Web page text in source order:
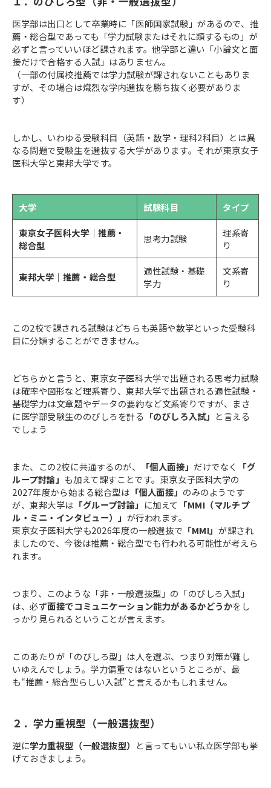
医学部は出口として卒業時に「医師国家試験」があるので、推
薦・総合型であっても「学力試験またはそれに類するもの」が
必ずと言っていいほど課されます。他学部と違い「小論文と面
接だけで合格する入試」はありません。
（一部の付属校推薦では学力試験が課されないこともありま
すが、その場合は熾烈な学内選抜を勝ち抜く必要がありま
す）
しかし、いわゆる受験科目（英語・数学・理科2科目）とは異
なる問題で受験生を選抜する大学があります。それが東京女子
医科大学と東邦大学です。
大学 試験科目
タイプ
東京女子医科大学｜推薦・
総合型
思考力試験
理系寄
り
東邦大学｜推薦・総合型
適性試験・基礎
学力
文系寄
り
この2校で課される試験はどちらも英語や数学といった受験科
目に分類することができません。
どちらかと言うと、東京女子医科大学で出題される思考力試験
は確率や図形など理系寄り、東邦大学で出題される適性試験・
基礎学力は文章題やデータの要約など文系寄りですが、まさ
に医学部受験生ののびしろを計る 「のびしろ入試」 と言える
でしょう
また、この2校に共通するのが、 「個人面接」 だけでなく
「グ
ループ討論」 も加えて課すことです。東京女子医科大学の
2027年度から始まる総合型は 「個人面接」 のみのようです
が、東邦大学は 「グループ討論」 に加えて 「MMI（マルチプ
ル・ミニ・インタビュー）」 が行われます。
東京女子医科大学も2026年度の一般選抜で 「MMI」 が課され
ましたので、今後は推薦・総合型でも行われる可能性が考えら
れます。
つまり、このような「非・一般選抜型」の「のびしろ入試」
は、必ず面接でコミュニケーション能力があるかどうかをし
っかり見られるということが言えます。
このあたりが「のびしろ型」は人を選ぶ、つまり対策が難し
いゆえんでしょう。学力偏重ではないというところが、最
も“推薦・総合型らしい入試”と言えるかもしれません。
２．学力重視型（一般選抜型）
逆に学力重視型（一般選抜型）
と言ってもいい私立医学部も挙
げておきましょう。